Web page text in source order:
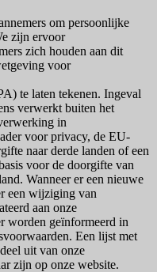
om persoonlijke
zijn ervoor
zich houden aan dit
voor
te laten tekenen. Ingeval
verwerkt buiten het
in
voor privacy, de EU-
naar derde landen of een
voor de doorgifte van
Wanneer er een nieuwe
een wijziging van
aan onze
worden geïnformeerd in
Een lijst met
uit van onze
zijn op onze website.